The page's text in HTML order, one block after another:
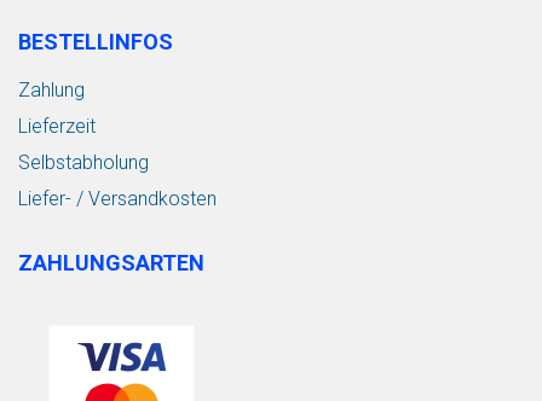
BESTELLINFOS
Zahlung
Lieferzeit
Selbstabholung
Liefer- / Versandkosten
ZAHLUNGSARTEN